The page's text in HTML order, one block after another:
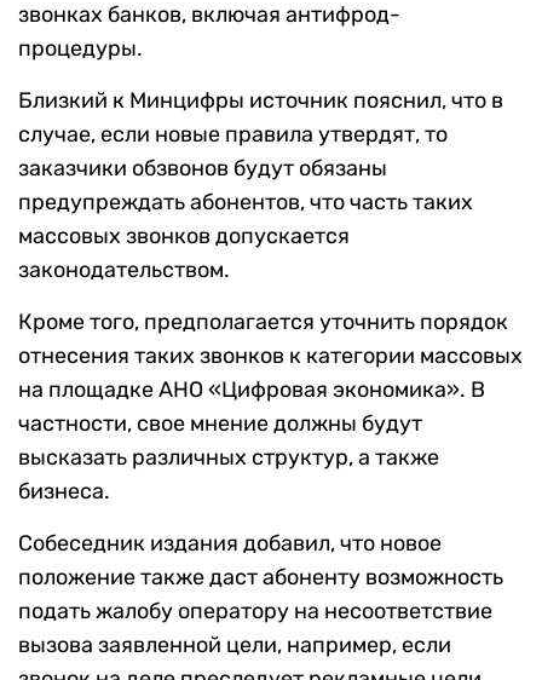
звонках банков, включая антифрод-
процедуры.
Близкий к Минцифры источник пояснил, что в
случае, если новые правила утвердят, то
заказчики обзвонов будут обязаны
предупреждать абонентов, что часть таких
массовых звонков допускается
законодательством.
Кроме того, предполагается уточнить порядок
отнесения таких звонков к категории массовых
на площадке АНО «Цифровая экономика». В
частности, свое мнение должны будут
высказать различных структур, а также
бизнеса.
Собеседник издания добавил, что новое
положение также даст абоненту возможность
подать жалобу оператору на несоответствие
вызова заявленной цели, например, если